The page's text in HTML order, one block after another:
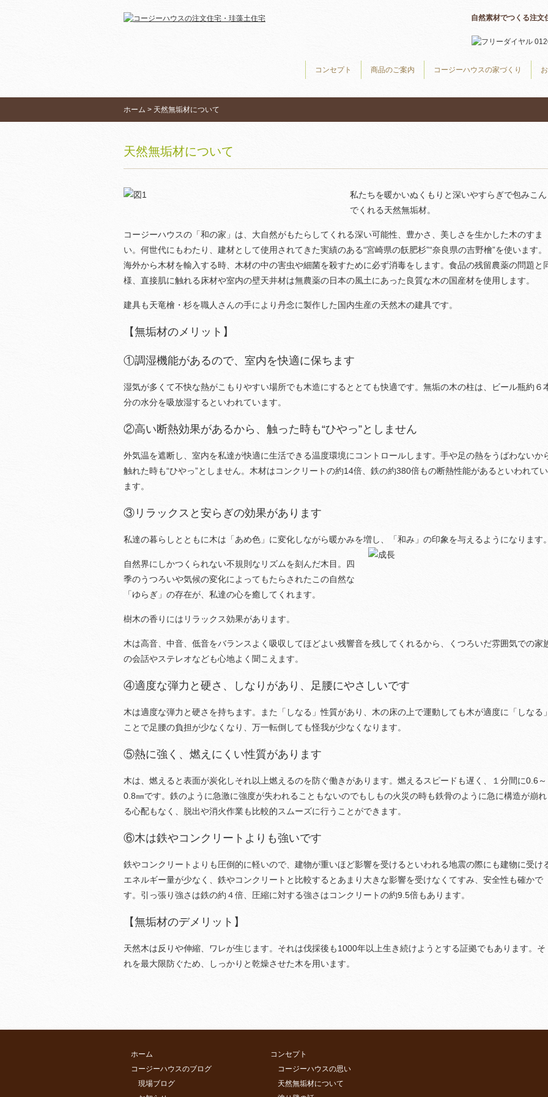
自然素材でつくる注文
コンセプト 商品のご案内 コージーハウスの家づくり
ホーム > 天然無垢材について
天然無垢材について
私たちを暖かいぬくもりと深いやすらぎで包みこん
でくれる天然無垢材。
コージーハウスの「和の家」は、大自然がもたらしてくれる深い可能性、豊かさ、美しさを生かした木のすま
い。何世代にもわたり、建材として使用されてきた実績のある“宮崎県の飫肥杉”“奈良県の吉野檜”を使います。
海外から木材を輸入する時、木材の中の害虫や細菌を殺すために必ず消毒をします。食品の残留農薬の問題と
様、直接肌に触れる床材や室内の壁天井材は無農薬の日本の風土にあった良質な木の国産材を使用します。
建具も天竜檜・杉を職人さんの手により丹念に製作した国内生産の天然木の建具です。
【無垢材のメリット】
①調湿機能があるので、室内を快適に保ちます
湿気が多くて不快な熱がこもりやすい場所でも木造にするととても快適です。無垢の木の柱は、ビール瓶約６
分の水分を吸放湿するといわれています。
②高い断熱効果があるから、触った時も“ひやっ”としません
外気温を遮断し、室内を私達が快適に生活できる温度環境にコントロールします。手や足の熱をうばわないか
触れた時も“ひやっ”としません。木材はコンクリートの約14倍、鉄の約380倍もの断熱性能があるといわれてい
ます。
③リラックスと安らぎの効果があります
私達の暮らしとともに木は「あめ色」に変化しながら暖かみを増し、「和み」の印象を与えるようになります
自然界にしかつくられない不規則なリズムを刻んだ木目。四
季のうつろいや気候の変化によってもたらされたこの自然な
「ゆらぎ」の存在が、私達の心を癒してくれます。
樹木の香りにはリラックス効果があります。
木は高音、中音、低音をバランスよく吸収してほどよい残響音を残してくれるから、くつろいだ雰囲気での家
の会話やステレオなども心地よく聞こえます。
④適度な弾力と硬さ、しなりがあり、足腰にやさしいです
木は適度な弾力と硬さを持ちます。また「しなる」性質があり、木の床の上で運動しても木が適度に「しなる
ことで足腰の負担が少なくなり、万一転倒しても怪我が少なくなります。
⑤熱に強く、燃えにくい性質があります
木は、燃えると表面が炭化しそれ以上燃えるのを防ぐ働きがあります。燃えるスピードも遅く、１分間に0.6～
0.8㎜です。鉄のように急激に強度が失われることもないのでもしもの火災の時も鉄骨のように急に構造が崩れ
る心配もなく、脱出や消火作業も比較的スムーズに行うことができます。
⑥木は鉄やコンクリートよりも強いです
鉄やコンクリートよりも圧倒的に軽いので、建物が重いほど影響を受けるといわれる地震の際にも建物に受け
エネルギー量が少なく、鉄やコンクリートと比較するとあまり大きな影響を受けなくてすみ、安全性も確かで
す。引っ張り強さは鉄の約４倍、圧縮に対する強さはコンクリートの約9.5倍もあります。
【無垢材のデメリット】
天然木は反りや伸縮、ワレが生じます。それは伐採後も1000年以上生き続けようとする証拠でもあります。そ
れを最大限防ぐため、しっかりと乾燥させた木を用います。
ホーム
コージーハウスのブログ
現場ブログ
コンセプト
コージーハウスの思い
天然無垢材について